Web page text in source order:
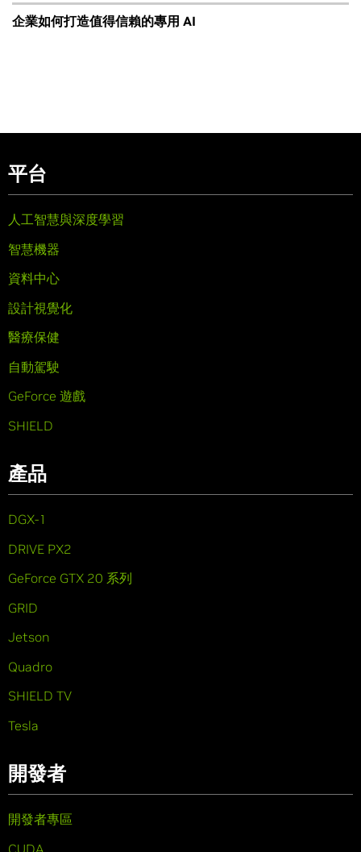
企業如何打造值得信賴的專用 AI
平台
人工智慧與深度學習
智慧機器
資料中心
設計視覺化
醫療保健
自動駕駛
GeForce 遊戲
SHIELD
產品
DGX-1
DRIVE PX2
GeForce GTX 20 系列
GRID
Jetson
Quadro
SHIELD TV
Tesla
開發者
開發者專區
CUDA